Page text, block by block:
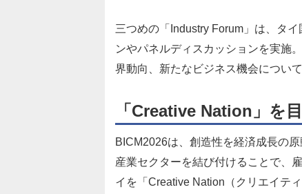
三つめの「Industry Forum」は、タ
ンやパネルディスカッションを実施
界動向、新たなビジネス機会につい
「Creative Nation」を
BICM2026は、創造性を経済成長の
産業セクターを結び付けることで、
イを「Creative Nation（クリエイテ